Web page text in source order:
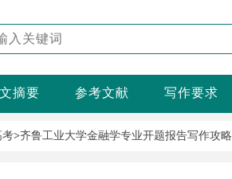
摘要 参考文献 写作要求
考>齐鲁工业大学金融学专业开题报告写作攻略